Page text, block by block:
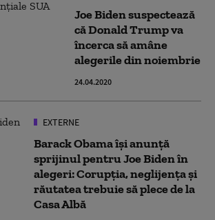
Joe Biden suspectează
că Donald Trump va
încerca să amâne
alegerile din noiembrie
24.04.2020
EXTERNE
Barack Obama își anunță
sprijinul pentru Joe Biden în
alegeri: Corupția, neglijența și
răutatea trebuie să plece de la
Casa Albă